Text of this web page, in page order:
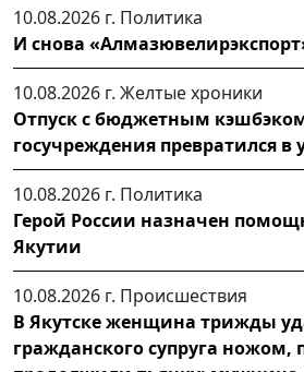
10.08.2026 г. Политика
И снова
10.08.2026 г. Желтые хроники
Отпуск с бюджетным
госучреждения превратился в
10.08.2026 г. Политика
Герой России назначен
Якутии
10.08.2026 г. Происшествия
В Якутске женщина трижды
гражданского супруга ножом,